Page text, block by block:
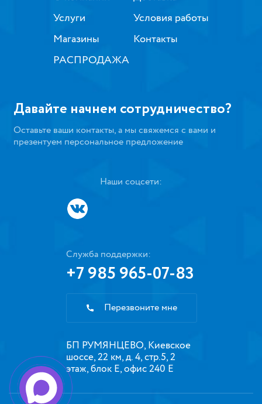
Услуги
Магазины
РАСПРОДАЖА
Условия работы
Контакты
Давайте начнем сотрудничество?
Оставьте ваши контакты, а мы свяжемся с вами и
презентуем персональное предложение
Наши соцсети:
Служба поддержки:
+7 985 965-07-83
Перезвоните мне
БП РУМЯНЦЕВО, Киевское
шоссе, 22 км, д. 4, стр.5, 2
этаж, блок Е, офис 240 Е